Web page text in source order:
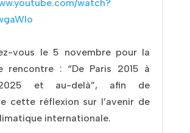
watch?
vous le 5 novembre pour la
rencontre : “De Paris 2015 à
et au-delà”, afin de
cette réflexion sur l’avenir de
internationale.